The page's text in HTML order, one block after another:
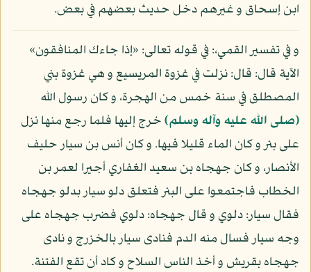
ابن إسحاق و غيرهم دخل حديث بعضهم في بعض.
و في تفسير القمي،: في قوله تعالى: «إذا جاءك المنافقون»
الآية قال: قال: نزلت في غزوة المريسيع و هي غزوة بني
المصطلق في سنة خمس من الهجرة، و كان رسول الله
(صلى الله عليه وآله وسلم)خرج إليها فلما رجع منها نزل
على بئر و كان الماء قليلا فيها. و كان أنس بن سيار حليف
الأنصار، و كان جهجاه بن سعيد الغفاري أجيرا لعمر بن
الخطاب فاجتمعوا على البئر فتعلق دلو سيار بدلو جهجاه
فقال سيار: دلوي و قال جهجاه: دلوي فضرب جهجاه على
وجه سيار فسال منه الدم فنادى سيار بالخزرج و نادى
جهجاه بقريش و أخذ الناس السلاح و كاد أن تقع الفتنة.